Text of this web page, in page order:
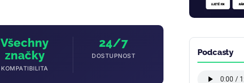
Všechny
značky
KOMPATIBILITA
24/7
DOSTUPNOST Podcasty